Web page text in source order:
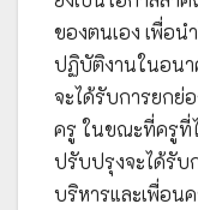
ของตนเอง เพื่อ
ปฏิบัติงานในอนา
จะได้รับการยกย่
ครู ในขณะที่ครูที่
ปรับปรุงจะได้รับ
บริหารและเพื่อน